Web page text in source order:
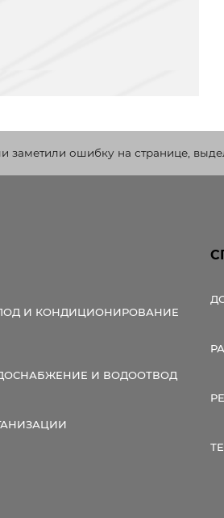
заметили ошибку на странице,
И КОНДИЦИОНИРОВАНИЕ
И ВОДООТВОД